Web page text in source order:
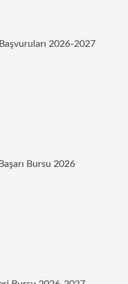
2026-2027
Bursu 2026